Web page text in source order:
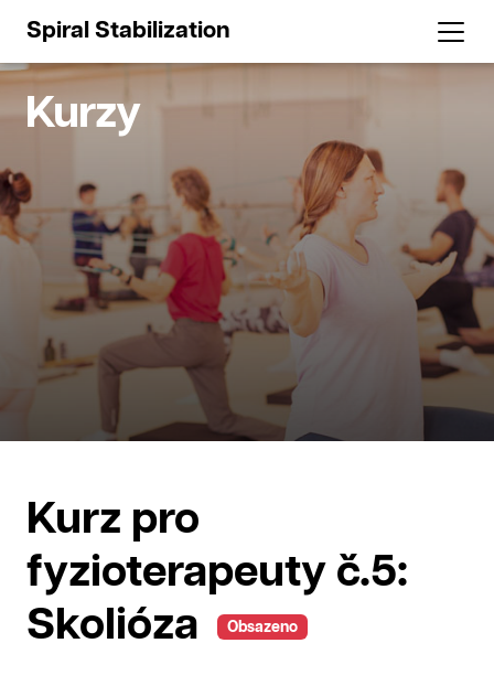
Spiral Stabilization
Kurzy
Kurz pro
fyzioterapeuty č.5:
Skolióza
Obsazeno